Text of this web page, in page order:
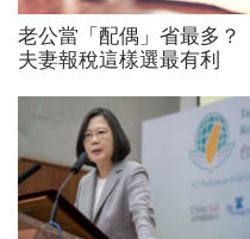
老公當「配偶」省最多？
夫妻報稅這樣選最有利